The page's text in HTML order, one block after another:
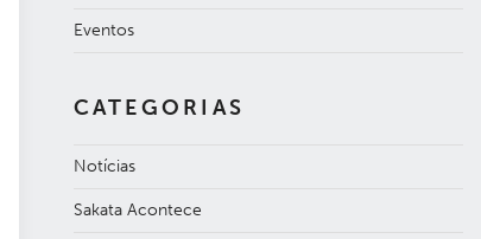
Eventos
CATEGORIAS
Notícias
Sakata Acontece